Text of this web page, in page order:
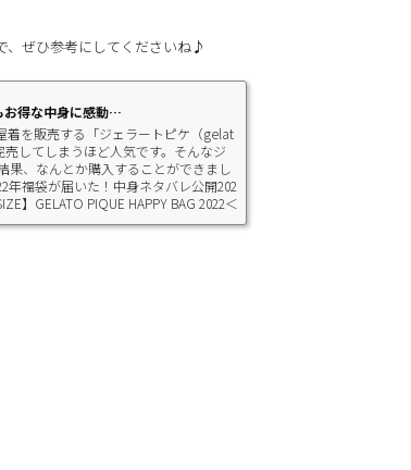
、ぜひ参考にしてくださいね♪
お得な中身に感動…
着を販売する「ジェラートピケ（gelat
してしまうほど人気です。そんなジ
果、なんとか購入することができまし
福袋が届いた！中身ネタバレ公開202
】GELATO PIQUE HAPPY BAG 2022＜